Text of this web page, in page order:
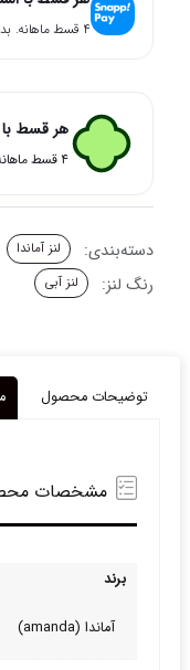
عدد
۴ قسط ماهانه. بدون سود، چک و ضامن.
هر قسط
۴ قسط ماهانه. بدون سود، چک و ضامن.
دسته‌بندی: لنز آماندا
رنگ لنز: لنز آبی
توضیحات محصول
مشخصات
برند
آماندا (amanda)